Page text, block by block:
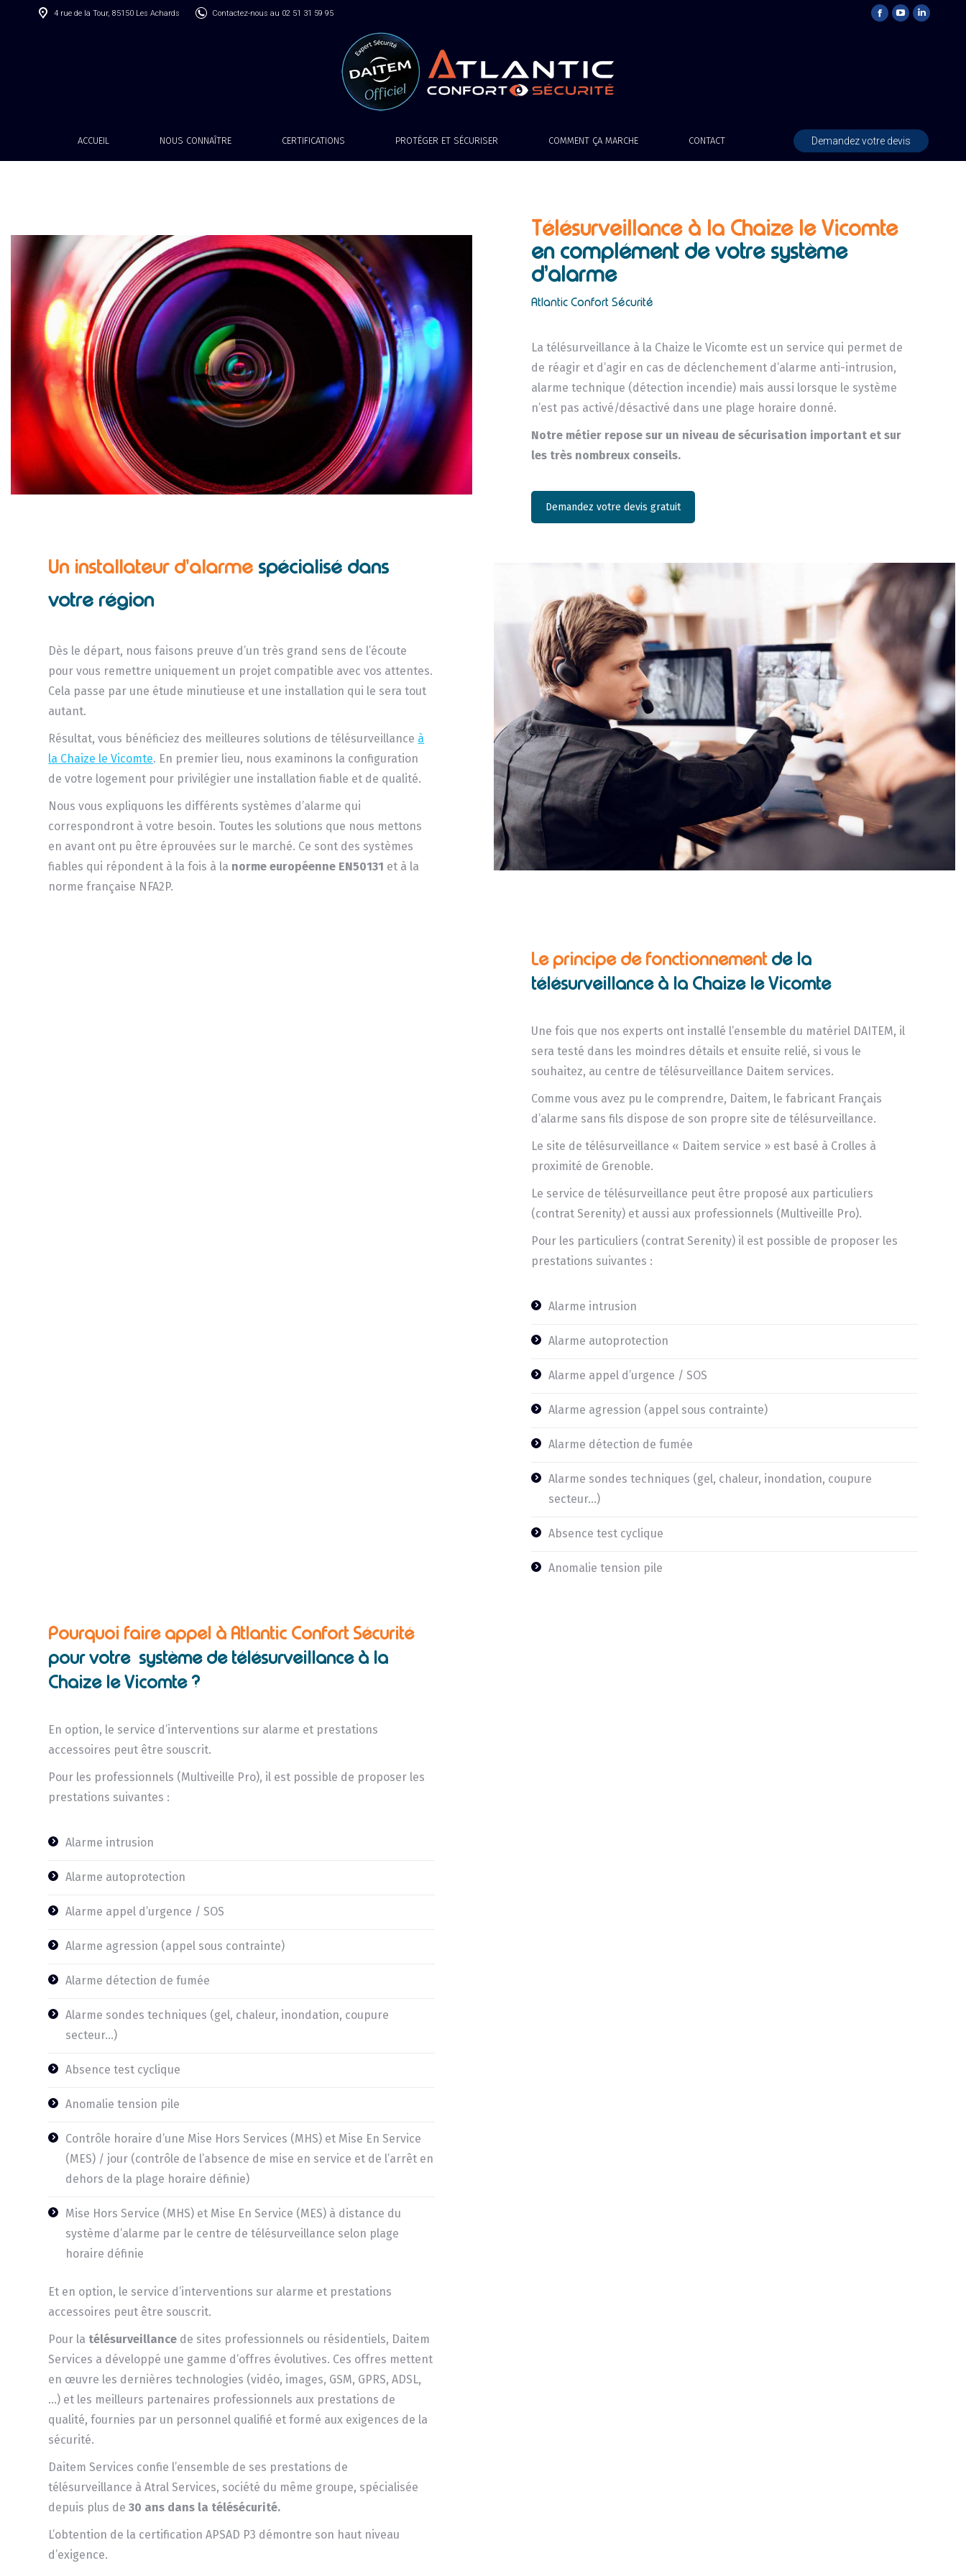
4 rue de la Tour, 85150 Les Achards Contactez-nous au 02 51 31 59 95
ACCUEIL NOUS CONNAÎTRE CERTIFICATIONS PROTÉGER ET SÉCURISER COMMENT ÇA MARCHE CONTACT Demandez votre devis
Télésurveillance à la Chaize le Vicomte
en complément de votre système
d’alarme
Atlantic Confort Sécurité
La télésurveillance à la Chaize le Vicomte est un service qui permet de
de réagir et d’agir en cas de déclenchement d’alarme anti-intrusion,
alarme technique (détection incendie) mais aussi lorsque le système
n’est pas activé/désactivé dans une plage horaire donné.
Notre métier repose sur un niveau de sécurisation important et sur
les très nombreux conseils.
Demandez votre devis gratuit
Un installateur d’alarme spécialisé dans
votre région
Dès le départ, nous faisons preuve d’un très grand sens de l’écoute
pour vous remettre uniquement un projet compatible avec vos attentes.
Cela passe par une étude minutieuse et une installation qui le sera tout
autant.
Résultat, vous bénéficiez des meilleures solutions de télésurveillance à
la Chaize le Vicomte. En premier lieu, nous examinons la configuration
de votre logement pour privilégier une installation fiable et de qualité.
Nous vous expliquons les différents systèmes d’alarme qui
correspondront à votre besoin. Toutes les solutions que nous mettons
en avant ont pu être éprouvées sur le marché. Ce sont des systèmes
fiables qui répondent à la fois à la norme européenne EN50131 et à la
norme française NFA2P.
Le principe de fonctionnement de la
télésurveillance à la Chaize le Vicomte
Une fois que nos experts ont installé l’ensemble du matériel DAITEM, il
sera testé dans les moindres détails et ensuite relié, si vous le
souhaitez, au centre de télésurveillance Daitem services.
Comme vous avez pu le comprendre, Daitem, le fabricant Français
d’alarme sans fils dispose de son propre site de télésurveillance.
Le site de télésurveillance « Daitem service » est basé à Crolles à
proximité de Grenoble.
Le service de télésurveillance peut être proposé aux particuliers
(contrat Serenity) et aussi aux professionnels (Multiveille Pro).
Pour les particuliers (contrat Serenity) il est possible de proposer les
prestations suivantes :
Alarme intrusion
Alarme autoprotection
Alarme appel d’urgence / SOS
Alarme agression (appel sous contrainte)
Alarme détection de fumée
Alarme sondes techniques (gel, chaleur, inondation, coupure
secteur…)
Absence test cyclique
Anomalie tension pile
Pourquoi faire appel à Atlantic Confort Sécurité
pour votre système de télésurveillance à la
Chaize le Vicomte ?
En option, le service d’interventions sur alarme et prestations
accessoires peut être souscrit.
Pour les professionnels (Multiveille Pro), il est possible de proposer les
prestations suivantes :
Alarme intrusion
Alarme autoprotection
Alarme appel d’urgence / SOS
Alarme agression (appel sous contrainte)
Alarme détection de fumée
Alarme sondes techniques (gel, chaleur, inondation, coupure
secteur…)
Absence test cyclique
Anomalie tension pile
Contrôle horaire d’une Mise Hors Services (MHS) et Mise En Service
(MES) / jour (contrôle de l’absence de mise en service et de l’arrêt en
dehors de la plage horaire définie)
Mise Hors Service (MHS) et Mise En Service (MES) à distance du
système d’alarme par le centre de télésurveillance selon plage
horaire définie
Et en option, le service d’interventions sur alarme et prestations
accessoires peut être souscrit.
Pour la télésurveillance de sites professionnels ou résidentiels, Daitem
Services a développé une gamme d’offres évolutives. Ces offres mettent
en œuvre les dernières technologies (vidéo, images, GSM, GPRS, ADSL,
…) et les meilleurs partenaires professionnels aux prestations de
qualité, fournies par un personnel qualifié et formé aux exigences de la
sécurité.
Daitem Services confie l’ensemble de ses prestations de
télésurveillance à Atral Services, société du même groupe, spécialisée
depuis plus de30 ans dans la télésécurité.
L’obtention de la certification APSAD P3 démontre son haut niveau
d’exigence.